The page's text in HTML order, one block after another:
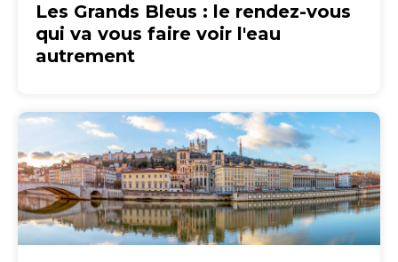
Les Grands Bleus : le rendez-vous
qui va vous faire voir l'eau
autrement